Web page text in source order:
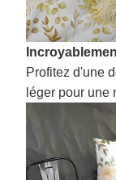
Profitez d'une
léger pour une